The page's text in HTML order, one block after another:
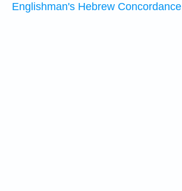
Englishman's Hebrew Concordance